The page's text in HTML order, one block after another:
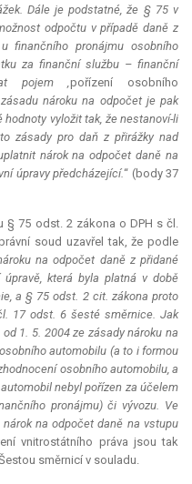
Dále je podstatné, že § 75 v
odpočtu v případě daně z
finančního pronájmu osobního
za finanční službu – finanční
pojem ‚pořízení osobního
nároku na odpočet je pak
vyložit tak, že nestanoví-li
zásady pro daň z přirážky nad
nárok na odpočet daně na
úpravy předcházející.“ (body 37
§ 75 odst. 2 zákona o DPH s čl.
soud uzavřel tak, že podle
na odpočet daně z přidané
která byla platná v době
a § 75 odst. 2 cit. zákona proto
17 odst. 6 šesté směrnice. Jak
1. 5. 2004 ze zásady nároku na
automobilu (a to i formou
osobního automobilu, a
nebyl pořízen za účelem
pronájmu) či vývozu. Ve
na odpočet daně na vstupu
vnitrostátního práva jsou tak
směrnicí v souladu.